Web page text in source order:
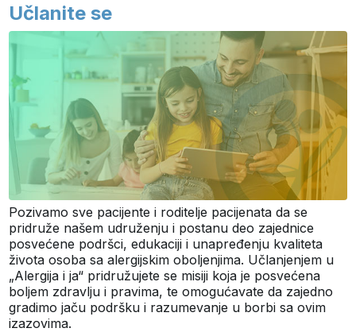
Učlanite se
Pozivamo sve pacijente i roditelje pacijenata da se
pridruže našem udruženju i postanu deo zajednice
posvećene podršci, edukaciji i unapređenju kvaliteta
života osoba sa alergijskim oboljenjima. Učlanjenjem u
„Alergija i ja“ pridružujete se misiji koja je posvećena
boljem zdravlju i pravima, te omogućavate da zajedno
gradimo jaču podršku i razumevanje u borbi sa ovim
izazovima.